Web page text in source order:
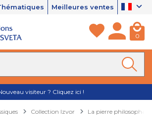
Meilleures ventes
0
visiteur ? Cliquez ici !
Collection Izvor La pierre